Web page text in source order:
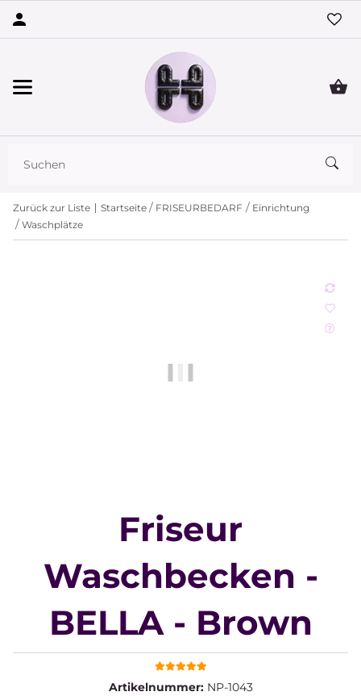
Zurück zur Liste Startseite FRISEURBEDARF
Einrichtung
Waschplätze
Friseur
Waschbecken -
BELLA - Brown
Artikelnummer: NP-1043